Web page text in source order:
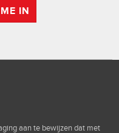
IN
aan te bewijzen dat met